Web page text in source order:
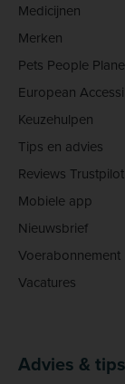
Medicijnen
Merken
Pets People
European
Keuzehulpen
Tips en advies
Reviews Trustpilot
Mobiele app
Nieuwsbrief
Voerabonnement
Vacatures
Advies &